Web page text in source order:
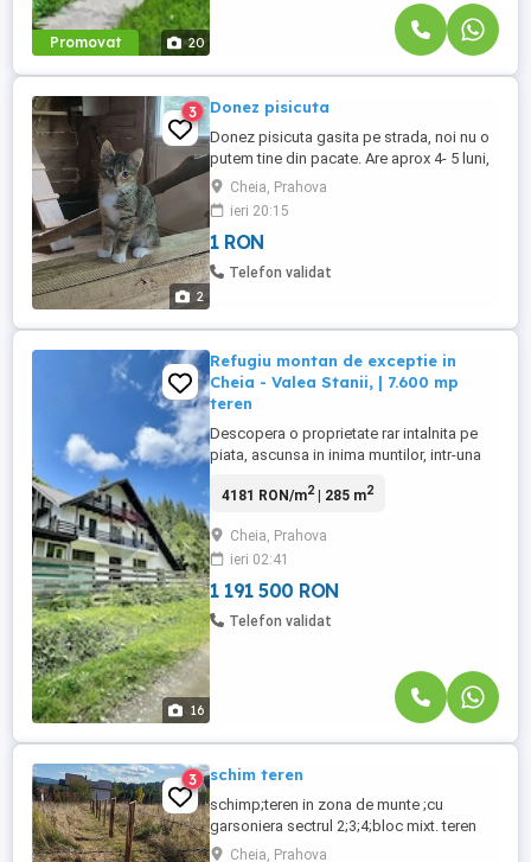
Promovat 20
2
3 Donez pisicuta
Donez pisicuta gasita pe strada, noi nu o
putem tine din pacate. Are aprox 4- 5 luni,
este cuminte, obisnuita la litiera. O pot
aduce pe raza jud Prahova sau Bucuresti
Cheia, Prahova
ieri 20:15
1 RON
Telefon validat
16
Refugiu montan de exceptie in
Cheia - Valea Stanii, | 7.600 mp
teren
Descopera o proprietate rar intalnita pe
piata, ascunsa in inima muntilor, intr-una
Pe un teren generos de 7.600 mp, aceasta
sa devina fie refugiul tau de suflet, fie o
afacere profitabila in turism montan.
Autonomie ...
4181 RON/m2| 285 m2
Cheia, Prahova
ieri 02:41
1 191 500 RON
Telefon validat
3 schim teren
schimp;teren in zona de munte ;cu
garsoniera sectrul 2;3;4;bloc mixt. teren
suprafata 350mp ;21m x16.50m
Cheia, Prahova